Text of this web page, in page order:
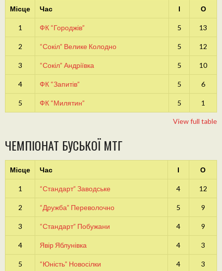
Місце Час І О
1 ФК “Городжів” 5 13
2 “Сокіл” Велике Колодно 5 12
3 “Сокіл” Андріївка 5 10
4 ФК “Запитів” 5 6
5 ФК “Милятин” 5 1
View full table
ЧЕМПІОНАТ БУСЬКОЇ МТГ
Місце Час І О
1 “Стандарт” Заводське 4 12
2 “Дружба” Переволочно 5 9
3 “Стандарт” Побужани 4 9
4 Явір Яблунівка 4 3
5 “Юність” Новосілки 4 3